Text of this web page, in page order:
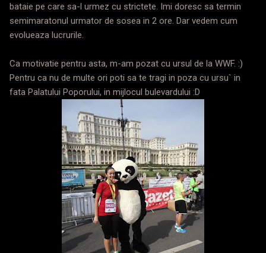
bataie pe care sa-l urmez cu strictete. Imi doresc sa termin
semimaratonul urmator de sosea in 2 ore. Dar vedem cum
evolueaza lucrurile.
Ca motivatie pentru asta, m-am pozat cu ursul de la WWF. :)
Pentru ca nu de multe ori poti sa te tragi in poza cu ursu` in
fata Palatului Poporului, in mijlocul bulevardului :D